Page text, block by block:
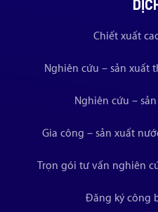
Chiết xuất
Nghiên cứu – sản xuất
Nghiên cứu –
Gia công – sản xuất
Trọn gói tư vấn nghiên
Đăng ký công